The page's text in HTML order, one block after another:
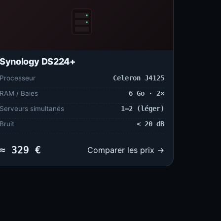
Synology DS224+
Processeur
Celeron J4125
RAM / Baies
6 Go · 2×
Serveurs simultanés
1–2 (léger)
Bruit
< 20 dB
≈ 329 € Comparer les prix →